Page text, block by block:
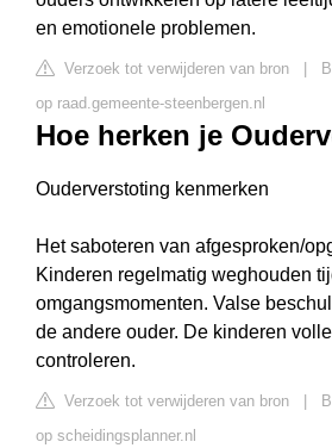
en emotionele problemen.
Verzoek tot verwijderen van bron
op raad.gemeente-steenbergen.nl
Hoe herken je
Ouderverstoting kenmerken
Het saboteren van afgesproken/
Kinderen regelmatig weghouden
omgangsmomenten. Valse
de andere ouder. De kinderen
controleren.
Verzoek tot verwijderen van bron
op scheidingsplanner.nl